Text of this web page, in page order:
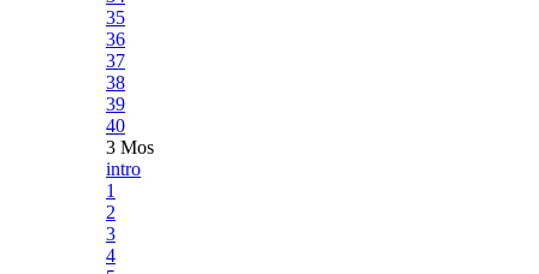
35
36
37
38
39
40
3 Mos
intro
1
2
3
4